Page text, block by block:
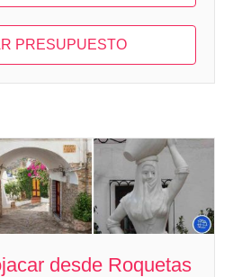
PRESUPUESTO
desde Roquetas